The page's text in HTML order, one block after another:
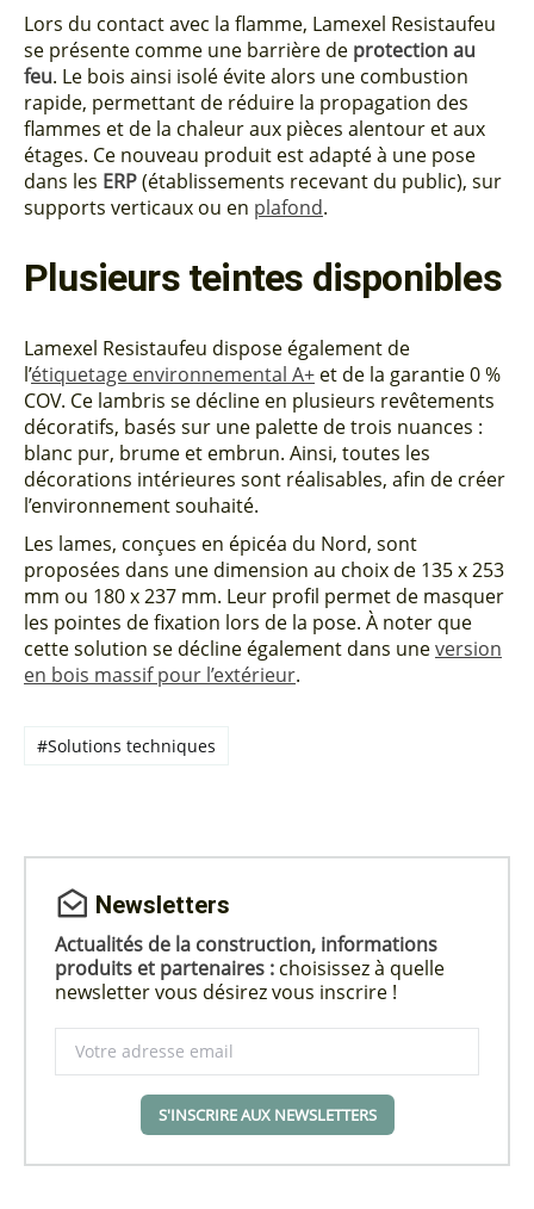
Lors du contact avec la flamme, Lamexel Resistaufeu
se présente comme une barrière de protection au
feu. Le bois ainsi isolé évite alors une combustion
rapide, permettant de réduire la propagation des
flammes et de la chaleur aux pièces alentour et aux
étages. Ce nouveau produit est adapté à une pose
dans les ERP(établissements recevant du public), sur
supports verticaux ou en plafond.
Plusieurs teintes disponibles
Lamexel Resistaufeu dispose également de
l’étiquetage environnemental A+ et de la garantie 0 %
COV. Ce lambris se décline en plusieurs revêtements
décoratifs, basés sur une palette de trois nuances :
blanc pur, brume et embrun. Ainsi, toutes les
décorations intérieures sont réalisables, afin de créer
l’environnement souhaité.
Les lames, conçues en épicéa du Nord, sont
proposées dans une dimension au choix de 135 x 253
mm ou 180 x 237 mm. Leur profil permet de masquer
les pointes de fixation lors de la pose. À noter que
cette solution se décline également dans uneversion
en bois massif pour l’extérieur.
#Solutions techniques
Newsletters
Actualités de la construction, informations
produits et partenaires : choisissez à quelle
newsletter vous désirez vous inscrire !
S'INSCRIRE AUX NEWSLETTERS